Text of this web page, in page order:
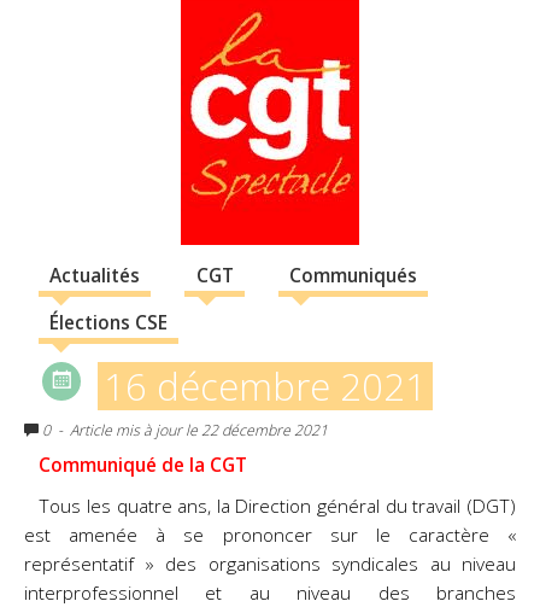
Actualités CGT
Communiqués
Élections CSE
16 décembre 2021
0 - Article mis à jour le 22 décembre 2021
Communiqué de la CGT
Tous les quatre ans, la Direction général du travail (DGT)
est amenée à se prononcer sur le caractère «
représentatif » des organisations syndicales au niveau
interprofessionnel et au niveau des branches